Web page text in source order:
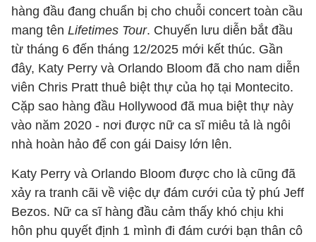
hàng đầu đang chuẩn bị cho chuỗi concert toàn cầu
mang tên Lifetimes Tour. Chuyến lưu diễn bắt đầu
từ tháng 6 đến tháng 12/2025 mới kết thúc. Gần
đây, Katy Perry và Orlando Bloom đã cho nam diễn
viên Chris Pratt thuê biệt thự của họ tại Montecito.
Cặp sao hàng đầu Hollywood đã mua biệt thự này
vào năm 2020 - nơi được nữ ca sĩ miêu tả là ngôi
nhà hoàn hảo để con gái Daisy lớn lên.
Katy Perry và Orlando Bloom được cho là cũng đã
xảy ra tranh cãi về việc dự đám cưới của tỷ phú Jeff
Bezos. Nữ ca sĩ hàng đầu cảm thấy khó chịu khi
hôn phu quyết định 1 mình đi đám cưới bạn thân cô